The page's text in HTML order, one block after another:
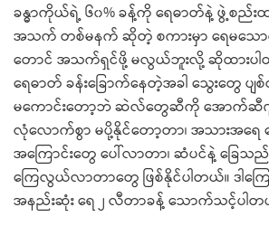
ခန္ဓာကိုယ်ရဲ့ ၆၀% ခန့်ကို ရေဓာတ်နဲ့ ဖွဲ့စည်းထ
အသက် တစ်မနက် ဆိုတဲ့ စကားမှာ ရေမသေ
တောင် အသက်ရှင်ဖို့ မလွယ်ဘူးလို့ ဆိုထားပါ
ရေဓာတ် ခန်းခြောက်နေတဲ့အခါ သွေးတွေ ပျစ်
မကောင်းတော့ဘဲ ဆဲလ်တွေဆီကို အောက်ဆီဂ
လုံလောက်စွာ မပို့နိုင်တော့တာ၊ အသားအရေ ခ
အကြောင်းတွေ ပေါ်လာတာ၊ ဆံပင်နဲ့ ခြေ
ကြေလွယ်လာတာတွေ ဖြစ်နိုင်ပါတယ်။ ဒါက
အနည်းဆုံး ရေ ၂ လီတာခန့် သောက်သင့်ပါတ